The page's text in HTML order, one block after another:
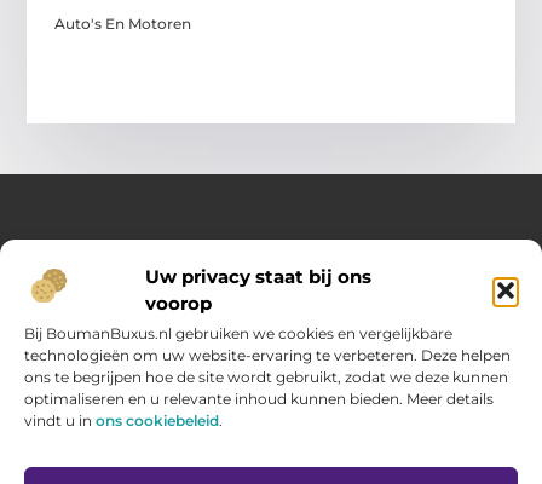
Uw privacy staat bij ons
voorop
Bij BoumanBuxus.nl gebruiken we cookies en vergelijkbare
technologieën om uw website-ervaring te verbeteren. Deze helpen
ons te begrijpen hoe de site wordt gebruikt, zodat we deze kunnen
optimaliseren en u relevante inhoud kunnen bieden. Meer details
vindt u in ons cookiebeleid.
Auto's En Motoren
Over Opelweb
Jouw startpunt voor handige tips en inspirerende artikelen
Op Opelweb.nl vind je een gevarieerd aanbod aan blogs en
content die je helpen meer uit je dag te halen – van nuttige
adviezen tot verrassende inzichten voor in het dagelijks leven.
Main Links
Bericht categorie